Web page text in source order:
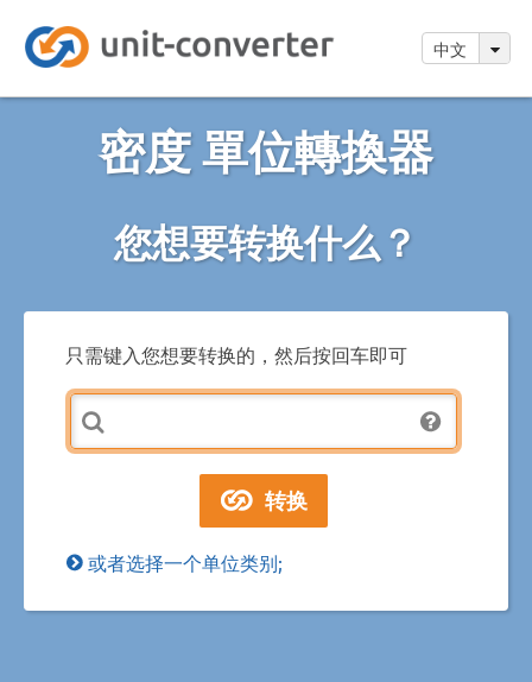
中文
密度 單位轉換器
您想要转换什么？
只需键入您想要转换的，然后按回车即可
或者选择一个单位类别;